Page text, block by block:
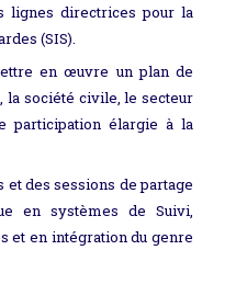
lignes directrices pour la
(SIS).
en œuvre un plan de
la société civile, le secteur
participation élargie à la
des sessions de partage
en systèmes de Suivi,
et en intégration du genre